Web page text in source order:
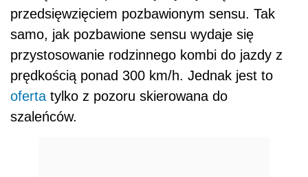
przedsięwzięciem pozbawionym sensu. Tak
samo, jak pozbawione sensu wydaje się
przystosowanie rodzinnego kombi do jazdy z
prędkością ponad 300 km/h. Jednak jest to
ofertatylko z pozoru skierowana do
szaleńców.